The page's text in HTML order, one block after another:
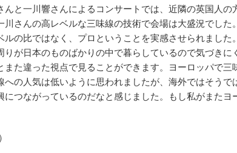
んと一川響さんによるコンサートでは、近隣の英国人の
川さんの高レベルな三味線の技術で会場は大盛況でし
ルの比ではなく、プロということを実感させられました。
りが日本のものばかりの中で暮らしているので気づき
また違った視点で見ることができます。ヨーロッパで
への人気は低いように思われましたが、海外ではそう
につながっているのだなと感じました。もし私がまた